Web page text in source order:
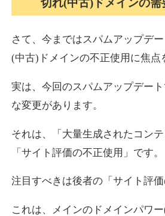
切れ(中古)ドメインの需
さて、今まではスパムアップデ
(中古)ドメインの不正使用に焦点
実は、今回のスパムアップデー
な変更があります。
それは、「大量生成されたコン
「サイト評価の不正使用」です。
注目すべきは後者の「サイト評価
これは、メインのドメインパワ